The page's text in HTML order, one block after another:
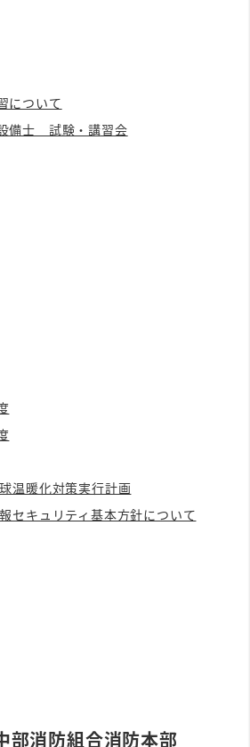
について
備士 試験・講習会
温暖化対策実行計画
セキュリティ基本方針について
部消防組合消防本部